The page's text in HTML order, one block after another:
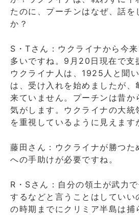
たのに、プーチンはなぜ、話を
か？
S・Tさん：ウクライナから今
多いですね。9月20日現在で支
ウクライナ人は、1925人と聞
は、受け入れを始めましたが、
来ていません。プーチンは昔か
気がします。ウクライナの大統
を重視しているように見えます
藤田さん：ウクライナが勝つた
への手助けが必要ですね。
R・Sさん：自分の領土が武力
するなどと言うことはしていい
の時期までにクリミア半島は捕